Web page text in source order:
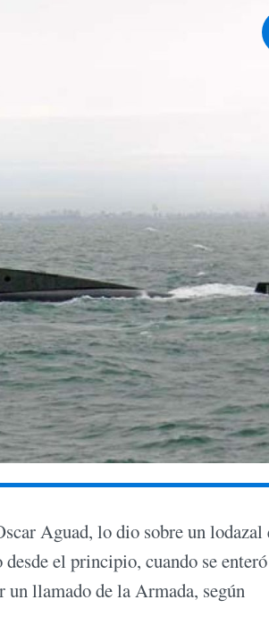
Aguad, lo dio sobre un lodazal
el principio, cuando se
un llamado de la Armada, según